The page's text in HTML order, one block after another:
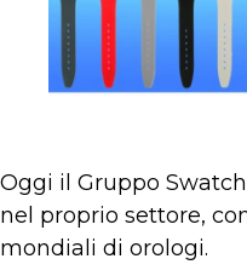
Oggi il Gruppo
nel proprio settore,
mondiali di orologi.